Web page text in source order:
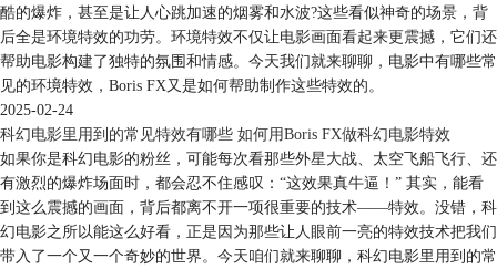
酷的爆炸，甚至是让人心跳加速的烟雾和水波?这些看似神奇的场景，背
后全是环境特效的功劳。环境特效不仅让电影画面看起来更震撼，它们还
帮助电影构建了独特的氛围和情感。今天我们就来聊聊，电影中有哪些常
见的环境特效，Boris FX又是如何帮助制作这些特效的。
2025-02-24
科幻电影里用到的常见特效有哪些 如何用Boris FX做科幻电影特效
如果你是科幻电影的粉丝，可能每次看那些外星大战、太空飞船飞行、还
有激烈的爆炸场面时，都会忍不住感叹：“这效果真牛逼！” 其实，能看
到这么震撼的画面，背后都离不开一项很重要的技术——特效。没错，科
幻电影之所以能这么好看，正是因为那些让人眼前一亮的特效技术把我们
带入了一个又一个奇妙的世界。今天咱们就来聊聊，科幻电影里用到的常